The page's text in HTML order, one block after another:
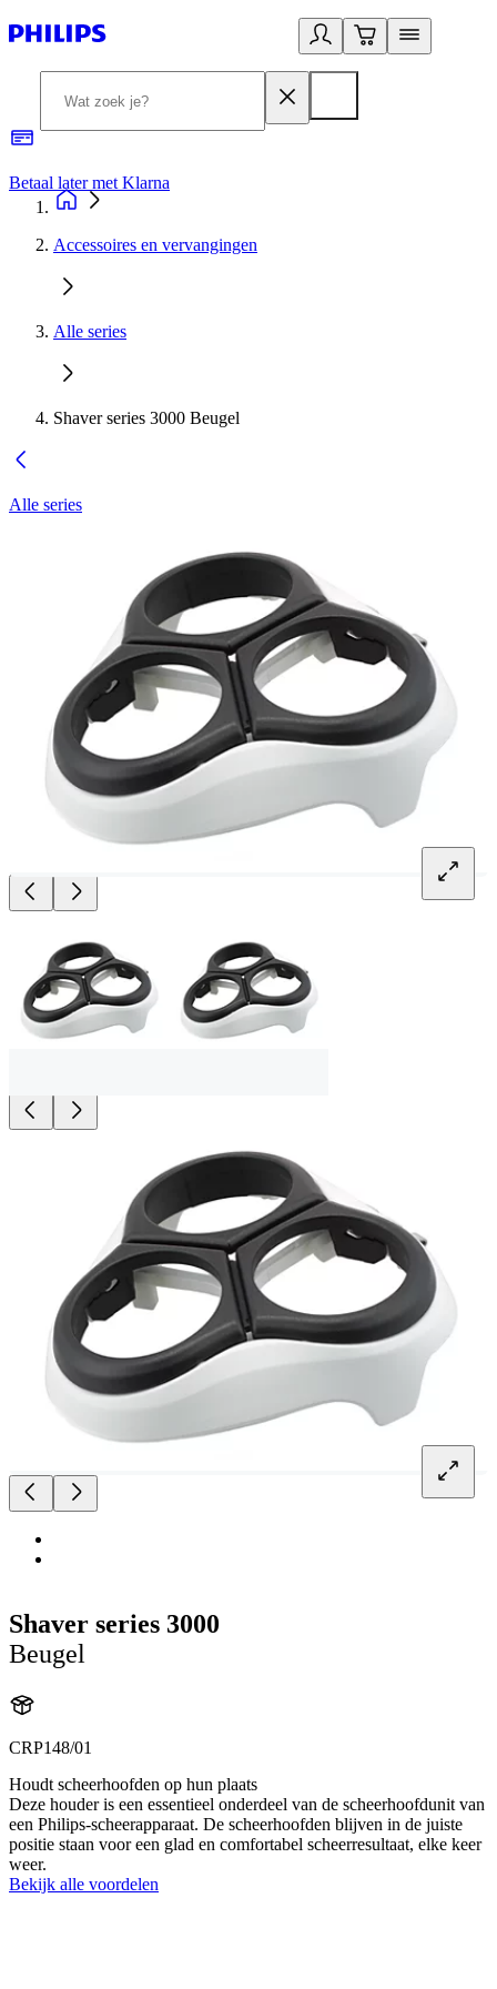
Betaal later met Klarna
Accessoires en vervangingen
Alle series
Shaver series 3000 Beugel
Alle series
Shaver series 3000
Beugel
CRP148/01
Houdt scheerhoofden op hun plaats
Deze houder is een essentieel onderdeel van de scheerhoofdunit van
een Philips-scheerapparaat. De scheerhoofden blijven in de juiste
positie staan voor een glad en comfortabel scheerresultaat, elke keer
weer.
Bekijk alle voordelen